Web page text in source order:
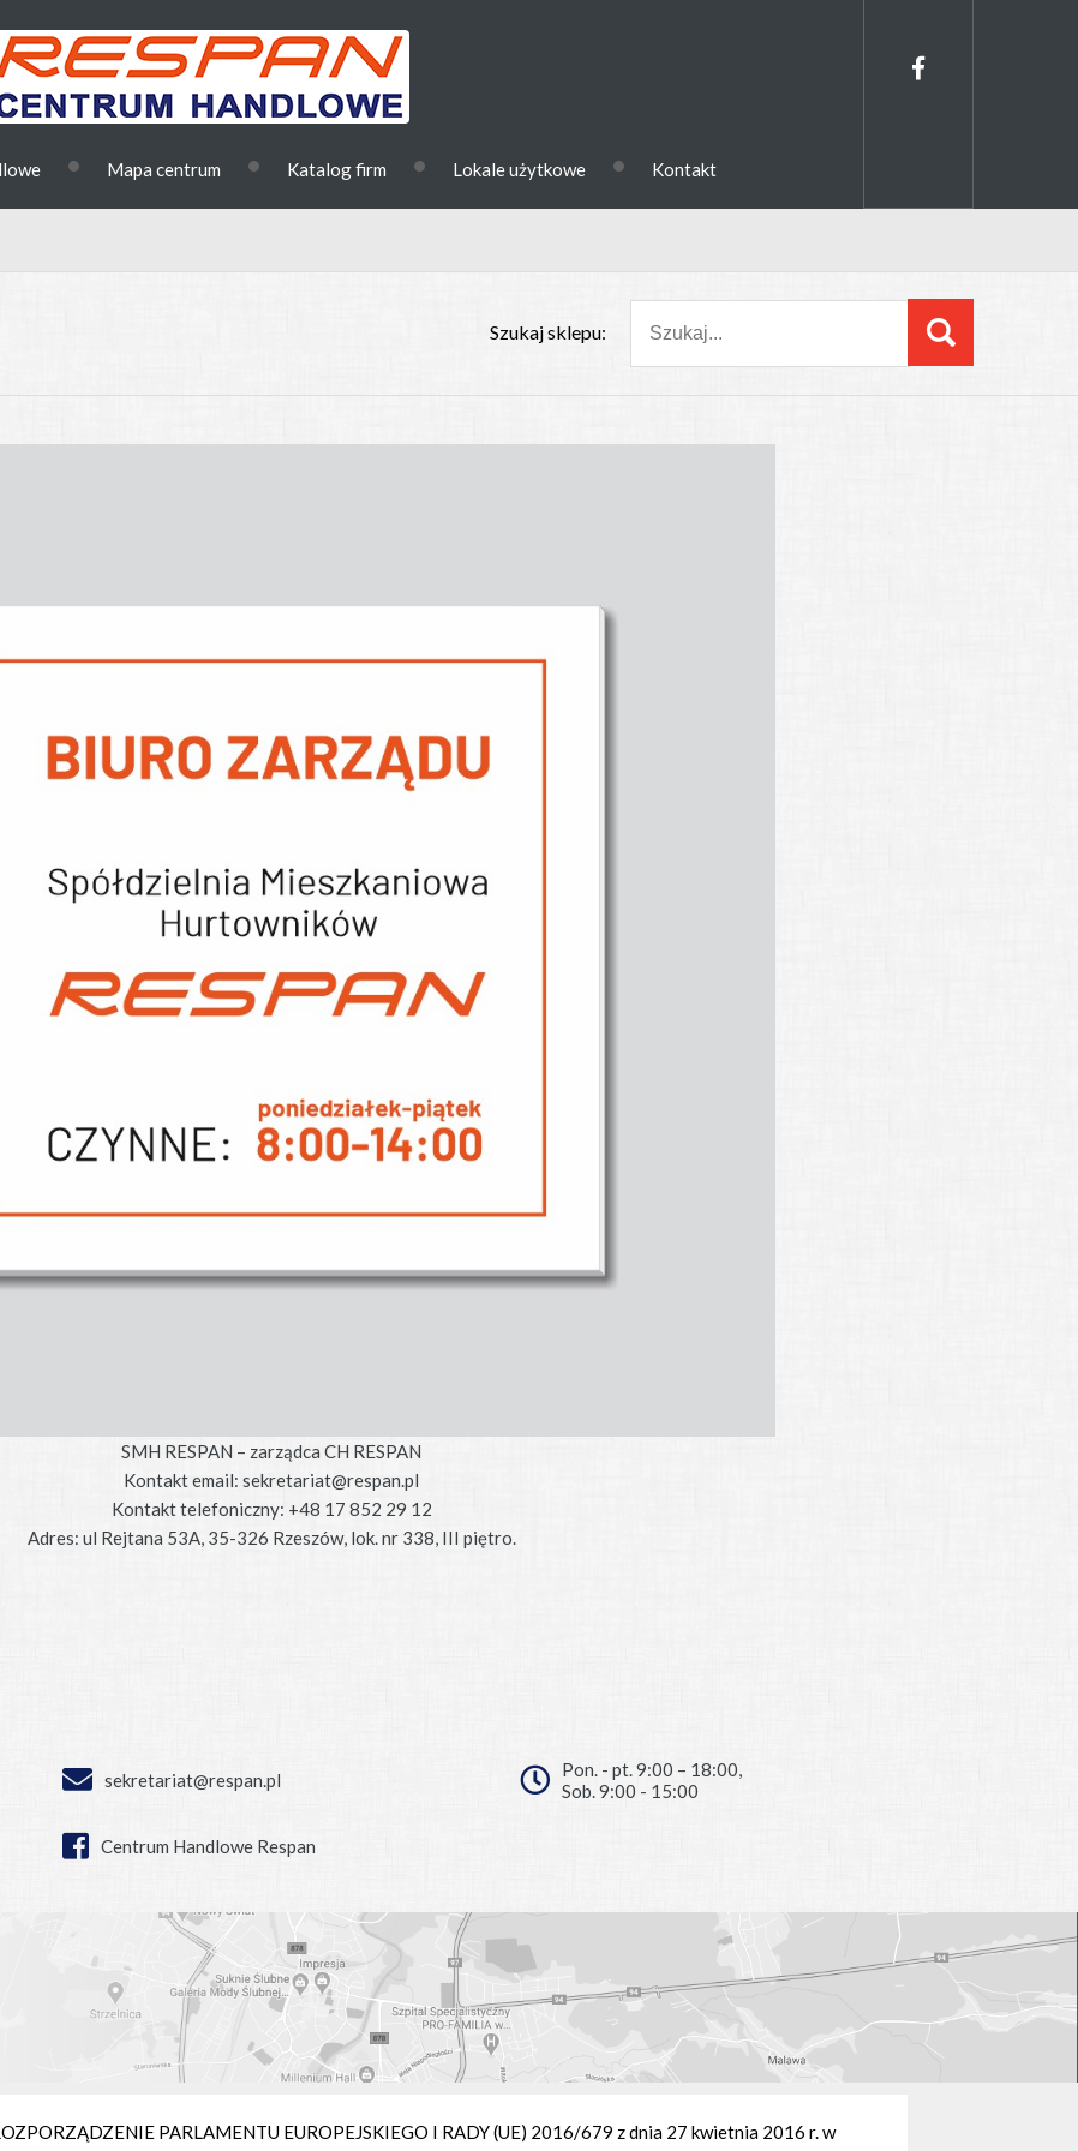
• Mapa centrum • Katalog firm • Lokale użytkowe • Kontakt
Szukaj sklepu:
SMH RESPAN – zarządca CH RESPAN
Kontakt email: sekretariat@respan.pl
Kontakt telefoniczny: +48 17 852 29 12
Adres: ul Rejtana 53A, 35-326 Rzeszów, lok. nr 338, III piętro.
sekretariat@respan.pl
Centrum Handlowe Respan
Pon. - pt. 9:00 – 18:00,
Sob. 9:00 - 15:00
PARLAMENTU EUROPEJSKIEGO I RADY (UE) 2016/679 z dnia 27 kwietnia 2016 r. w